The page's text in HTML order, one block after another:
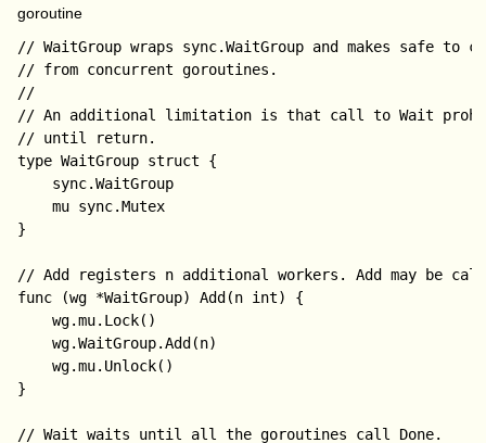
goroutine
// WaitGroup wraps sync.WaitGroup and makes safe to
// from concurrent goroutines.
//
// An additional limitation is that call to Wait
// until return.
type WaitGroup struct {
	mu sync.Mutex
}
// Add registers n additional workers. Add may be
func (wg *WaitGroup) Add(n int) {
	wg.mu.Lock()
	wg.WaitGroup.Add(n)
	wg.mu.Unlock()
}
// Wait waits until all the goroutines call Done.